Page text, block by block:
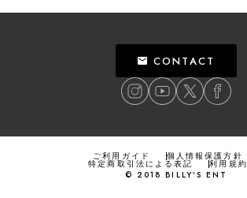
CONTACT
ご利用ガイド 個人情報保護方針
特定商取引法による表記
利用規約
© 2018 BILLY’S ENT